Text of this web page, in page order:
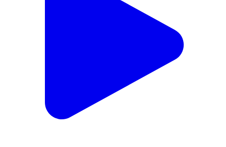
Primary wing students fill DPS Bokaro with